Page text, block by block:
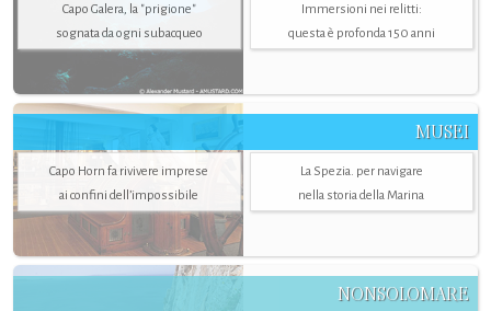
Capo Galera, la "prigione"
sognata da ogni subacqueo
Immersioni nei relitti:
questa è profonda 150 anni
MUSEI
Capo Horn fa rivivere imprese
ai confini dell’impossibile
La Spezia. per navigare
nella storia della Marina
NONSOLOMARE